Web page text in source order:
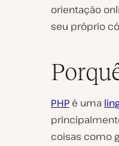
orientação
seu próprio
PHP é uma
coisas como